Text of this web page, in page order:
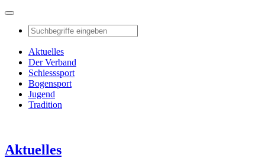
Aktuelles
Der Verband
Schiesssport
Bogensport
Jugend
Tradition
Aktuelles